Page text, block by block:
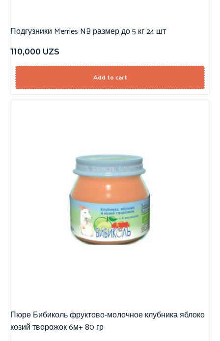
Подгузники Merries NB размер до 5 кг 24 шт
110,000 UZS
Add to cart
Пюре Бибиколь фруктово-молочное клубника яблоко
козий творожок 6м+ 80 гр